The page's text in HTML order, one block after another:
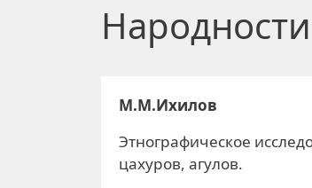
М.М.Ихилов
Этнографическое
цахуров, агулов.